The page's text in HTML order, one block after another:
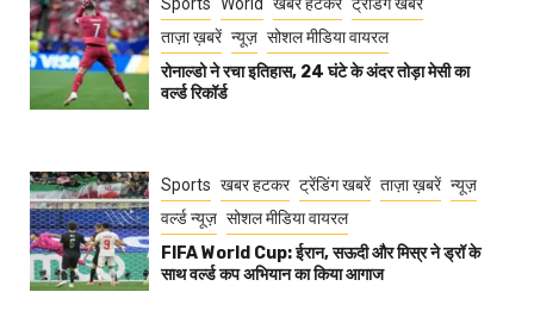
ताज़ा ख़बरें न्यूज़ सोशल मीडिया वायरल
रोनाल्डो ने रचा इतिहास, 24 घंटे के अंदर तोड़ा मेसी का
वर्ल्ड रिकॉर्ड
Sports खबर हटकर ट्रेंडिंग खबरें ताज़ा ख़बरें न्यूज़
वर्ल्ड न्यूज़ सोशल मीडिया वायरल
FIFA World Cup: ईरान, सऊदी और मिस्र ने ड्रॉ के
साथ वर्ल्ड कप अभियान का किया आगाज